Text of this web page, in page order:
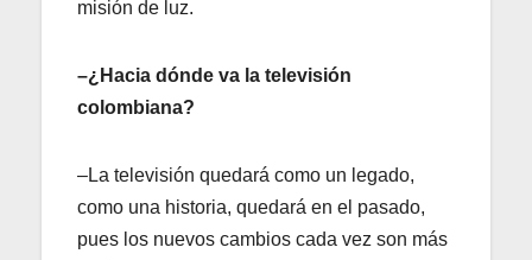
misión de luz.
–¿Hacia dónde va la televisión
colombiana?
–La televisión quedará como un legado,
como una historia, quedará en el pasado,
pues los nuevos cambios cada vez son más